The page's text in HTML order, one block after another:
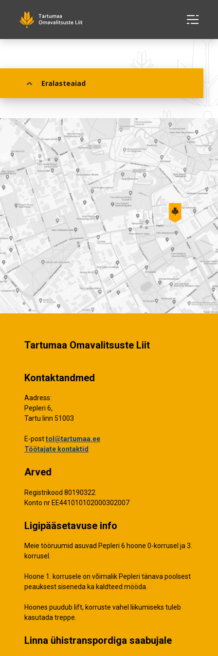
Eralasteaiad
Tartumaa Omavalitsuste Liit
Kontaktandmed
Aadress:
Pepleri 6,
Tartu linn 51003
E-posttol@tartumaa.ee
Töötajate kontaktid
Arved
Registrikood 80190322
Konto nr EE441010102000302007
Ligipääsetavuse info
Meie tööruumid asuvad Pepleri 6 hoone 0-korrusel ja 3.
korrusel.
Hoone 1. korrusele on võimalik Pepleri tänava poolsest
peauksest siseneda ka kaldteed mööda.
Hoones puudub lift, korruste vahel liikumiseks tuleb
kasutada treppe.
Linna ühistranspordiga saabujale